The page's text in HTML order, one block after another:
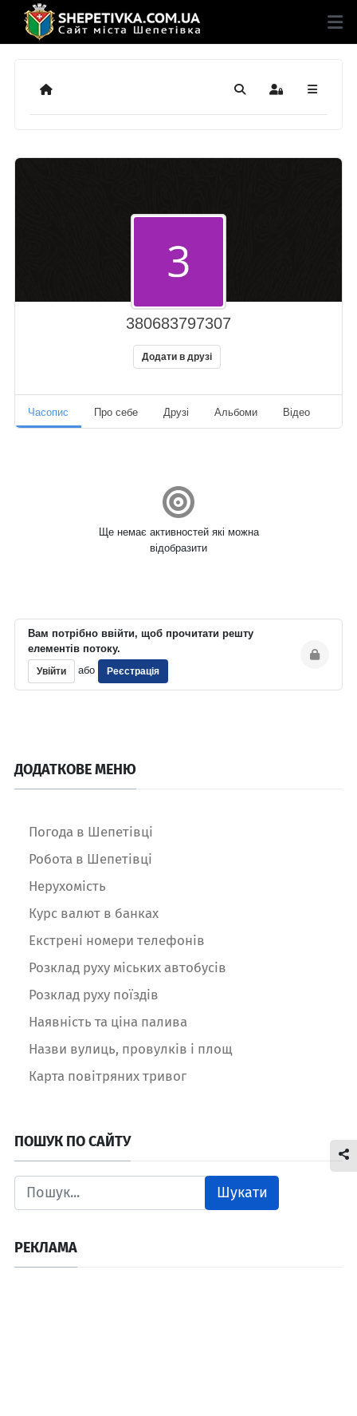
Додому ПошукSign In
380683797307
Додати в друзі
Часопис Про себе Друзі Альбоми Відео
Ще немає активностей які можна
відобразити
Вам потрібно ввійти, щоб прочитати решту
елементів потоку.
Увійти або Реєстрація
ДОДАТКОВЕ МЕНЮ
Погода в Шепетівці
Робота в Шепетівці
Нерухомість
Курс валют в банках
Екстрені номери телефонів
Розклад руху міських автобусів
Розклад руху поїздів
Наявність та ціна палива
Назви вулиць, провулків і площ
Карта повітряних тривог
ПОШУК ПО САЙТУ
Шукати
РЕКЛАМА